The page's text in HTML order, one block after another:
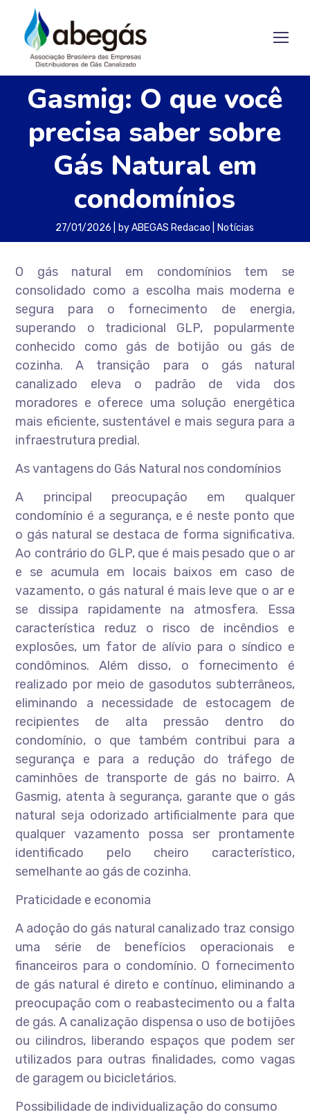
Gasmig: O que você
precisa saber sobre
Gás Natural em
condomínios
27/01/2026 byABEGAS Redacao Notícias
O gás natural em condomínios tem se
consolidado como a escolha mais moderna e
segura para o fornecimento de energia,
superando o tradicional GLP, popularmente
conhecido como gás de botijão ou gás de
cozinha. A transição para o gás natural
canalizado eleva o padrão de vida dos
moradores e oferece uma solução energética
mais eficiente, sustentável e mais segura para a
infraestrutura predial.
As vantagens do Gás Natural nos condomínios
A principal preocupação em qualquer
condomínio é a segurança, e é neste ponto que
o gás natural se destaca de forma significativa.
Ao contrário do GLP, que é mais pesado que o ar
e se acumula em locais baixos em caso de
vazamento, o gás natural é mais leve que o ar e
se dissipa rapidamente na atmosfera. Essa
característica reduz o risco de incêndios e
explosões, um fator de alívio para o síndico e
condôminos. Além disso, o fornecimento é
realizado por meio de gasodutos subterrâneos,
eliminando a necessidade de estocagem de
recipientes de alta pressão dentro do
condomínio, o que também contribui para a
segurança e para a redução do tráfego de
caminhões de transporte de gás no bairro. A
Gasmig, atenta à segurança, garante que o gás
natural seja odorizado artificialmente para que
qualquer vazamento possa ser prontamente
identificado pelo cheiro característico,
semelhante ao gás de cozinha.
Praticidade e economia
A adoção do gás natural canalizado traz consigo
uma série de benefícios operacionais e
financeiros para o condomínio. O fornecimento
de gás natural é direto e contínuo, eliminando a
preocupação com o reabastecimento ou a falta
de gás. A canalização dispensa o uso de botijões
ou cilindros, liberando espaços que podem ser
utilizados para outras finalidades, como vagas
de garagem ou bicicletários.
Possibilidade de individualização do consumo